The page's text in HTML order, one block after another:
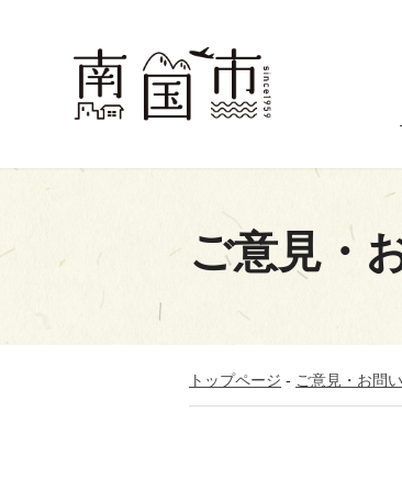
ご意見・
トップページ - ご意見・お問